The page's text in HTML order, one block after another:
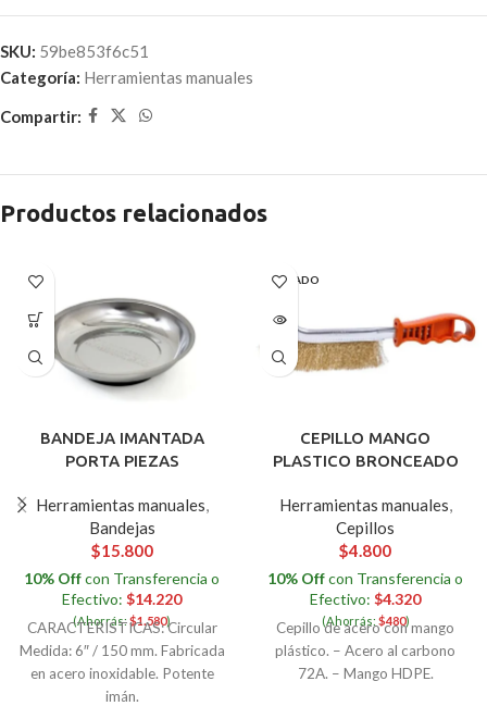
SKU: 59be853f6c51
Categoría: Herramientas manuales
Compartir:
Productos relacionados
BANDEJA IMANTADA
PORTA PIEZAS
Herramientas manuales,
Bandejas
$15.800
10% Offcon Transferencia o
Efectivo: $14.220
(Ahorrás:$1.580)
CARACTERISTICAS: Circular
Medida: 6″ / 150 mm. Fabricada
en acero inoxidable. Potente
imán.
AGOTADO
CEPILLO MANGO
PLASTICO BRONCEADO
Herramientas manuales,
Cepillos
$4.800
10% Offcon Transferencia o
Efectivo: $4.320
(Ahorrás: $480)
Cepillo de acero con mango
plástico. – Acero al carbono
72A. – Mango HDPE.